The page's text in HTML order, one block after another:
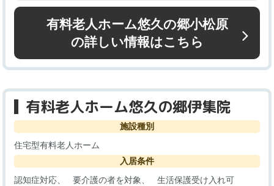
有料老人ホーム悠久の郷小松原
の詳しい情報はこちら
有料老人ホーム悠久の郷伊集院
施設種別
住宅型有料老人ホーム
入居条件
認知症対応
要介護の者を対象 生活保護受け入れ可